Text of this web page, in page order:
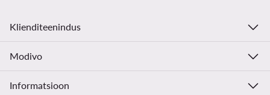
Klienditeenindus
Modivo
Informatsioon